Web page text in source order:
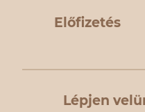
Előfizetés
Lépjen